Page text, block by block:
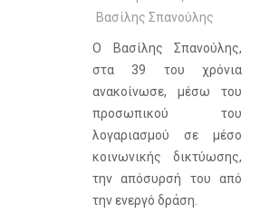
Βασίλης Σπανούλης
Ο Βασίλης Σπανούλης,
στα 39 του χρόνια
ανακοίνωσε, μέσω του
προσωπικού του
λογαριασμού σε μέσο
κοινωνικής δικτύωσης,
την απόσυρσή του από
την ενεργό δράση.